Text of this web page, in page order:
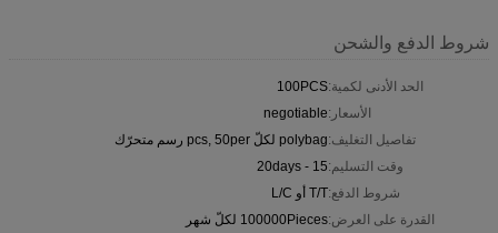
شروط الدفع والشحن
الحد الأدنى لكمية:100PCS
الأسعار:negotiable
تفاصيل التغليف:polybag لكلّ pcs, 50per رسم متحرّك
وقت التسليم:15 - 20days
شروط الدفع:T/T أو L/C
القدرة على العرض:100000Pieces لكلّ شهر